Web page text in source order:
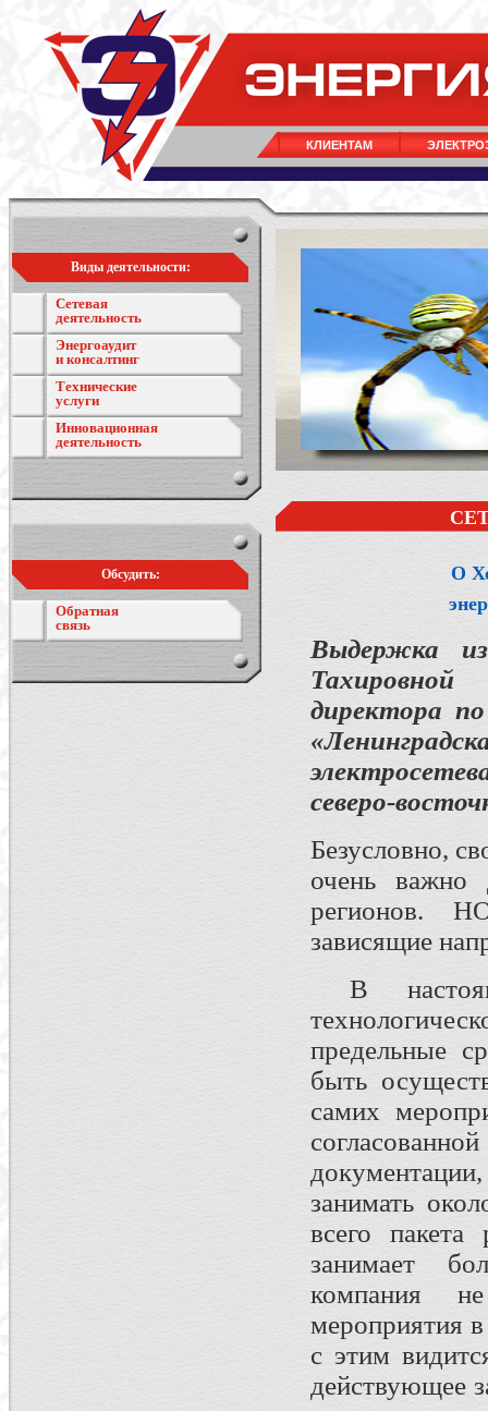
КЛИЕНТАМ
Виды деятельности:
Сетевая
деятельность
Энергоаудит
и консалтинг
Технические
услуги
Инновационная
деятельность
Обсудить:
Обратная
связь
О
Выдержка
директора
северо-
Безусловно,
очень важно
регионов.
зависящие
В
предельные
быть
самих
занимать
всего пакета
занимает
компания
мероприятия
с этим
действующее